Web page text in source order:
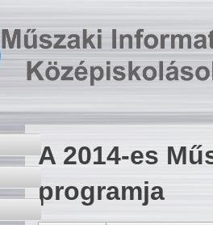
A 2014-es
programja